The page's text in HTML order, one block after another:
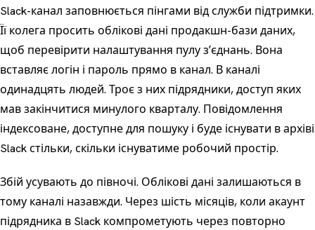
Slack-канал заповнюється пінгами від служби підтримки.
Її колега просить облікові дані продакшн-бази даних,
щоб перевірити налаштування пулу зʼєднань. Вона
вставляє логін і пароль прямо в канал. В каналі
одинадцять людей. Троє з них підрядники, доступ яких
мав закінчитися минулого кварталу. Повідомлення
індексоване, доступне для пошуку і буде існувати в архіві
Slack стільки, скільки існуватиме робочий простір.
Збій усувають до півночі. Облікові дані залишаються в
тому каналі назавжди. Через шість місяців, коли акаунт
підрядника в Slack компрометують через повторно